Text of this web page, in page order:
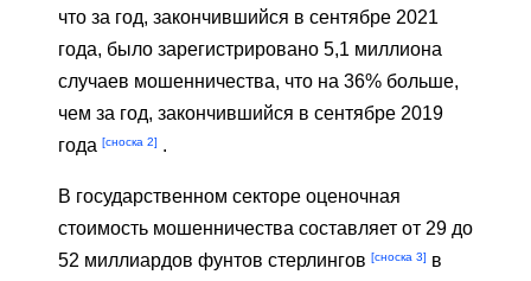
что за год, закончившийся в сентябре 2021
года, было зарегистрировано 5,1 миллиона
случаев мошенничества, что на 36% больше,
чем за год, закончившийся в сентябре 2019
года [сноска 2] .
В государственном секторе оценочная
стоимость мошенничества составляет от 29 до
52 миллиардов фунтов стерлингов [сноска 3] в